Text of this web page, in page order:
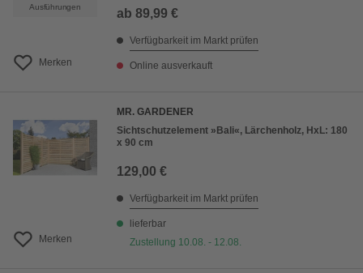
Ausführungen
Merken
ab 89,99 €
Verfügbarkeit im Markt prüfen
Online ausverkauft
Merken
MR. GARDENER
Sichtschutzelement »Bali«, Lärchenholz, HxL: 180
x 90 cm
129,00 €
Verfügbarkeit im Markt prüfen
lieferbar
Zustellung 10.08. - 12.08.